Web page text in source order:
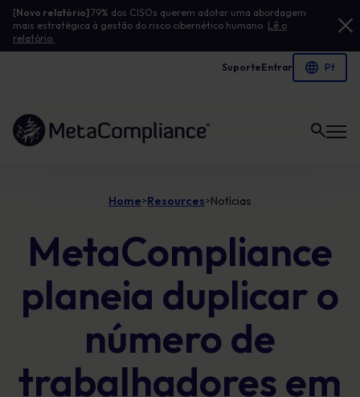
[Novo relatório]79% dos CISOs querem adotar uma abordagem
mais estratégica à gestão do risco cibernético humano. Lê o
relatório.
SuporteEntrar
Ligação à página inicial
Home>Resources>Notícias
MetaCompliance
planeia duplicar o
número de
trabalhadores em